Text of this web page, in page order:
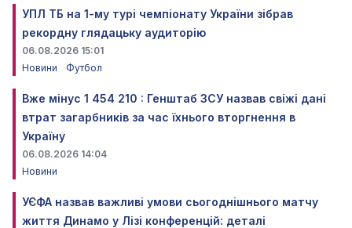
УПЛ ТБ на 1-му турі чемпіонату України зібрав
рекордну глядацьку аудиторію
06.08.2026 15:01
Новини
Футбол
Вже мінус 1 454 210 : Генштаб ЗСУ назвав свіжі дані
втрат загарбників за час їхнього вторгнення в
Україну
06.08.2026 14:04
Новини
УЄФА назвав важливі умови сьогоднішнього матчу
життя Динамо у Лізі конференцій: деталі